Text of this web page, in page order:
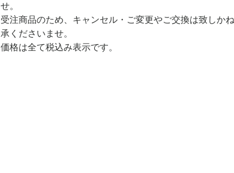
せ。
受注商品のため、キャンセル・ご変更やご交換は致しか
承くださいませ。
価格は全て税込み表示です。